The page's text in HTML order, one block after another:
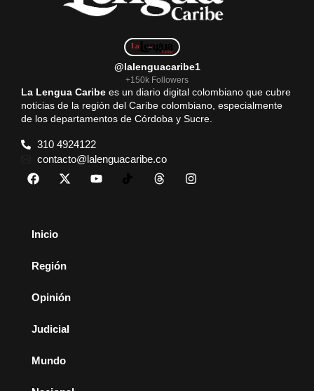
@lalenguacaribe1
+150k Followers
La Lengua Caribe es un diario digital colombiano que cubre
noticias de la región del Caribe colombiano, especialmente
de los departamentos de Córdoba y Sucre.
310 4924122
contacto@lalenguacaribe.co
Inicio
Región
Opinión
Judicial
Mundo